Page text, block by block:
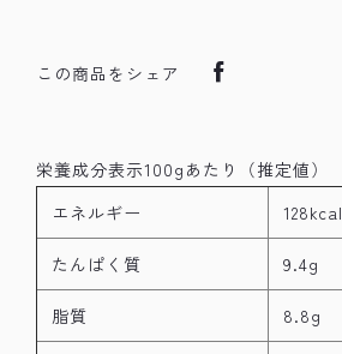
この商品をシェア
栄養成分表示100gあたり（推定値）
エネルギー
128kcal
たんぱく質 9.4g
脂質 8.8g